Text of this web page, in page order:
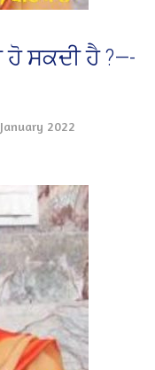
ਸਕਦੀ ਹੈ ?—-
2022